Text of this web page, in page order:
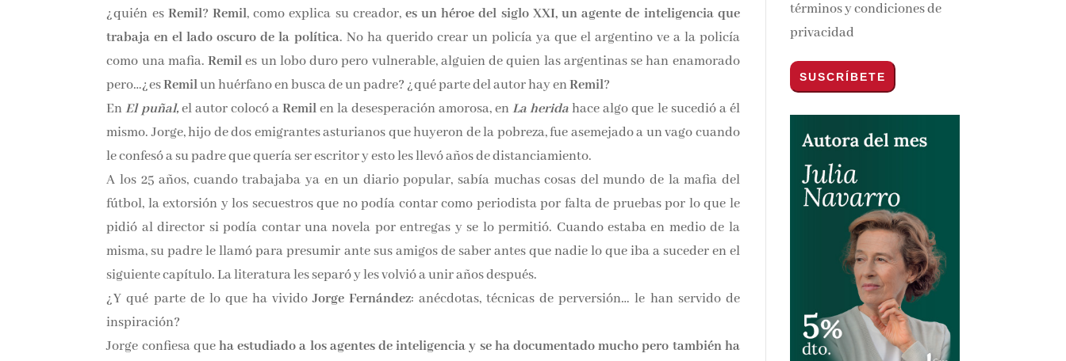
¿quién es Remil? Remil, como explica su creador,es un héroe del siglo XXI, un agente de inteligencia que
trabaja en el lado oscuro de la política. No ha querido crear un policía ya que el argentino ve a la policía
como una mafia.Remiles un lobo duro pero vulnerable, alguien de quien las argentinas se han enamorado
pero…¿esRemilun huérfano en busca de un padre? ¿qué parte del autor hay enRemil?
EnEl puñal,el autor colocó aRemilen la desesperación amorosa, enLa heridahace algo que le sucedió a él
mismo. Jorge, hijo de dos emigrantes asturianos que huyeron de la pobreza, fue asemejado a un vago cuando
le confesó a su padre que quería ser escritor y esto les llevó años de distanciamiento.
A los 25 años, cuando trabajaba ya en un diario popular, sabía muchas cosas del mundo de la mafia del
fútbol, la extorsión y los secuestros que no podía contar como periodista por falta de pruebas por lo que le
pidió al director si podía contar una novela por entregas y se lo permitió. Cuando estaba en medio de la
misma, su padre le llamó para presumir ante sus amigos de saber antes que nadie lo que iba a suceder en el
siguiente capítulo. La literatura les separó y les volvió a unir años después.
¿Y qué parte de lo que ha vividoJorge Fernández: anécdotas, técnicas de perversión… le han servido de
inspiración?
Jorge confiesa queha estudiado a los agentes de inteligencia y se ha documentado mucho pero también ha
términos y condiciones de
privacidad